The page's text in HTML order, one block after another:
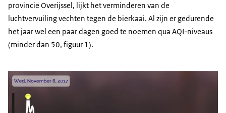
provincie Overijssel, lijkt het verminderen van de
luchtvervuiling vechten tegen de bierkaai. Al zijn er gedurende
het jaar wel een paar dagen goed te noemen qua AQI-niveaus
(minder dan 50, figuur 1).